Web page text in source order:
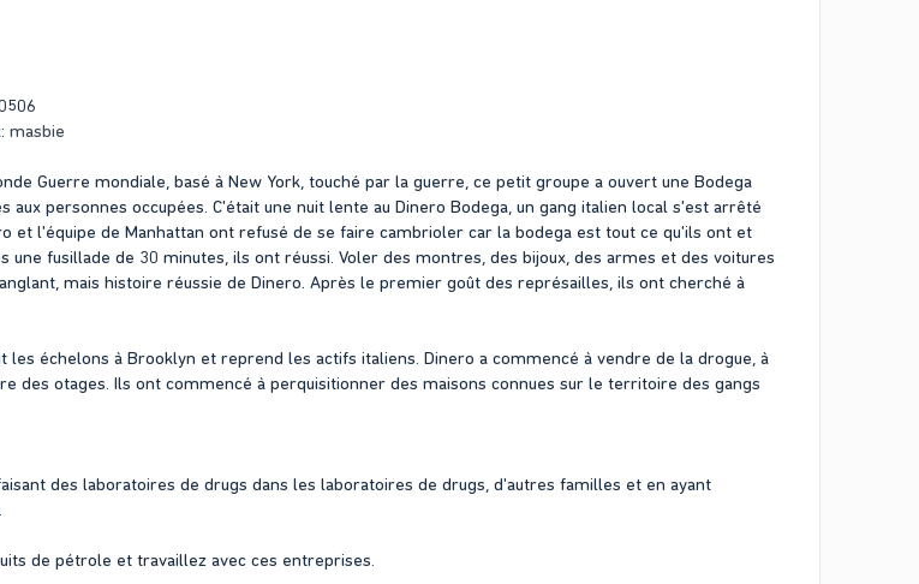
masbie
Guerre mondiale, basé à New York, touché par la guerre, ce petit groupe a ouvert une Bodega
personnes occupées. C'était une nuit lente au Dinero Bodega, un gang italien local s'est arrêté
et l'équipe de Manhattan ont refusé de se faire cambrioler car la bodega est tout ce qu'ils ont et
fusillade de 30 minutes, ils ont réussi. Voler des montres, des bijoux, des armes et des voitures
mais histoire réussie de Dinero. Après le premier goût des représailles, ils ont cherché à
échelons à Brooklyn et reprend les actifs italiens. Dinero a commencé à vendre de la drogue, à
des otages. Ils ont commencé à perquisitionner des maisons connues sur le territoire des gangs
des laboratoires de drugs dans les laboratoires de drugs, d'autres familles et en ayant
de pétrole et travaillez avec ces entreprises.